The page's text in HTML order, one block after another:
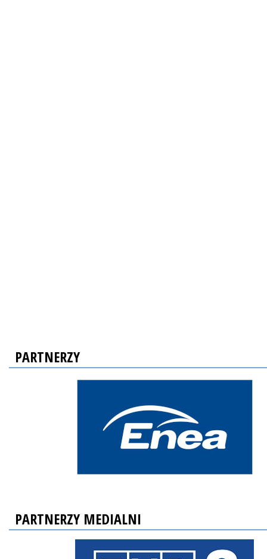
PARTNERZY
PARTNERZY MEDIALNI